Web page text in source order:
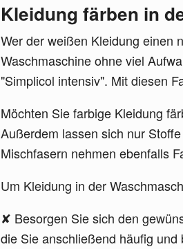
Kleidung färben in
Wer der weißen Kleidung einen
Waschmaschine ohne viel
"Simplicol intensiv". Mit diesen
Möchten Sie farbige Kleidung
Außerdem lassen sich nur
Mischfasern nehmen ebenfalls
Um Kleidung in der
Besorgen Sie sich den
die Sie anschließend häufig